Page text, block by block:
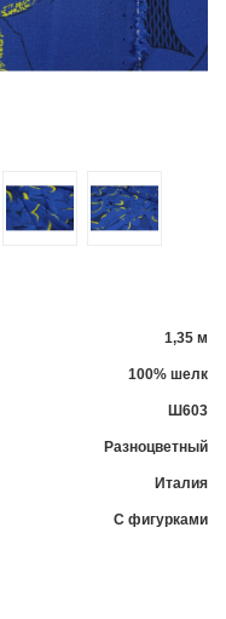
1,35 м
100% шелк
Ш603
Разноцветный
Италия
С фигурками